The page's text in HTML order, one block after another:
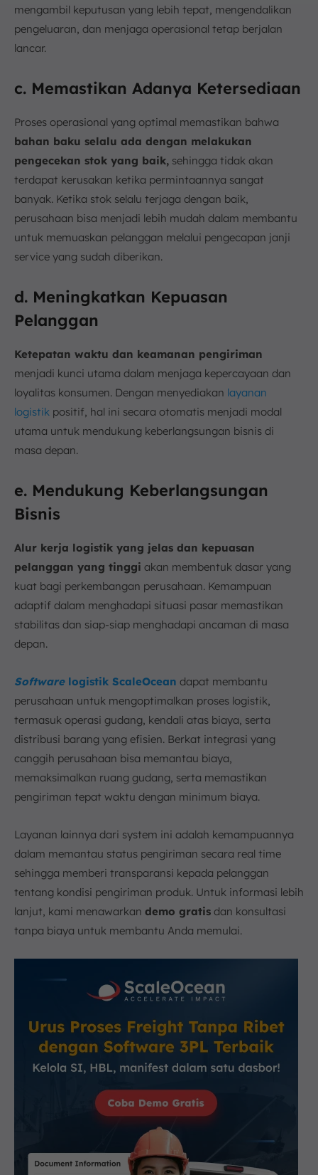
mengambil keputusan yang lebih tepat, mengendalikan
pengeluaran, dan menjaga operasional tetap berjalan
lancar.
c. Memastikan Adanya Ketersediaan
Proses operasional yang optimal memastikan bahwa
bahan baku selalu ada dengan melakukan
pengecekan stok yang baik, sehingga tidak akan
terdapat kerusakan ketika permintaannya sangat
banyak. Ketika stok selalu terjaga dengan baik,
perusahaan bisa menjadi lebih mudah dalam membantu
untuk memuaskan pelanggan melalui pengecapan janji
service yang sudah diberikan.
d. Meningkatkan Kepuasan
Pelanggan
Ketepatan waktu dan keamanan pengiriman
menjadi kunci utama dalam menjaga kepercayaan dan
loyalitas konsumen. Dengan menyediakan layanan
logistik positif, hal ini secara otomatis menjadi modal
utama untuk mendukung keberlangsungan bisnis di
masa depan.
e. Mendukung Keberlangsungan
Bisnis
Alur kerja logistik yang jelas dan kepuasan
pelanggan yang tinggi akan membentuk dasar yang
kuat bagi perkembangan perusahaan. Kemampuan
adaptif dalam menghadapi situasi pasar memastikan
stabilitas dan siap-siap menghadapi ancaman di masa
depan.
Softwarelogistik ScaleOcean dapat membantu
perusahaan untuk mengoptimalkan proses logistik,
termasuk operasi gudang, kendali atas biaya, serta
distribusi barang yang efisien. Berkat integrasi yang
canggih perusahaan bisa memantau biaya,
memaksimalkan ruang gudang, serta memastikan
pengiriman tepat waktu dengan minimum biaya.
Layanan lainnya dari system ini adalah kemampuannya
dalam memantau status pengiriman secara real time
sehingga memberi transparansi kepada pelanggan
tentang kondisi pengiriman produk. Untuk informasi lebih
lanjut, kami menawarkan demo gratis dan konsultasi
tanpa biaya untuk membantu Anda memulai.